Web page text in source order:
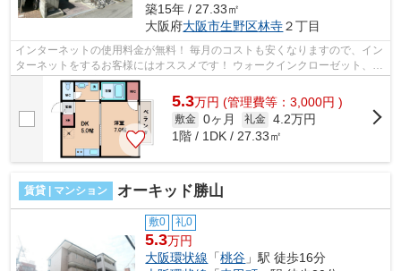
築15年 / 27.33㎡
大阪府大阪市生野区林寺２丁目
インターネットの使用料金が無料！ 毎月のコストも安くなりますので、イン
ターネットをするお客様にはオススメです！ ウォークインクローゼット、宅
配ボックス、浴室乾燥機等の人気の...
5.3万円 (管理費等：3,000円 )
敷金 0ヶ月 礼金 4.2万円
1階 / 1DK / 27.33㎡
賃貸 | マンション オーキッド勝山
敷0 礼0
5.3万円
大阪環状線 「桃谷 」駅 徒歩16分